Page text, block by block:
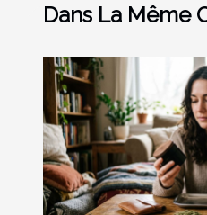
Dans La Même